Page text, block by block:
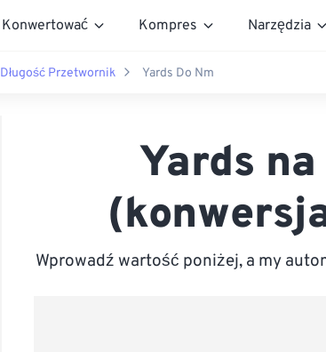
Konwertować Kompres Narzędzia
Długość Przetwornik Yards Do Nm
Yards
Wprowadź wartość poniżej, a my